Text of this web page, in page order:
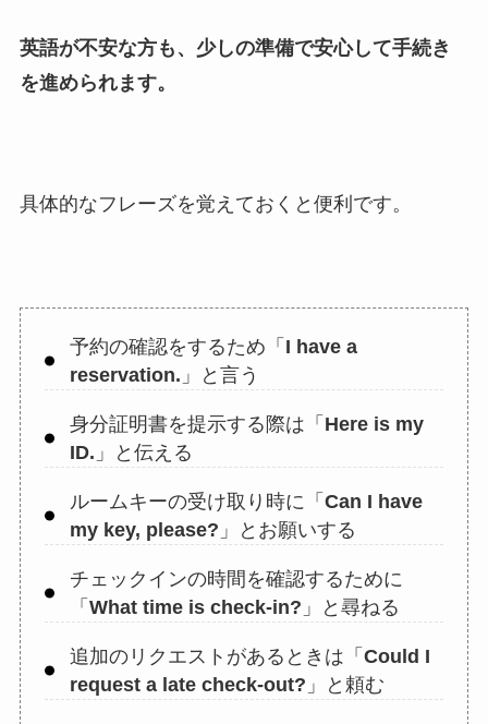
英語が不安な方も、少しの準備で安心して手続き
を進められます。
具体的なフレーズを覚えておくと便利です。
予約の確認をするため「 I have a
reservation. 」と言う
身分証明書を提示する際は「 Here is my
ID. 」と伝える
ルームキーの受け取り時に「 Can I have
my key, please? 」とお願いする
チェックインの時間を確認するために
「 What time is check-in? 」と尋ねる
追加のリクエストがあるときは「 Could I
request a late check-out? 」と頼む